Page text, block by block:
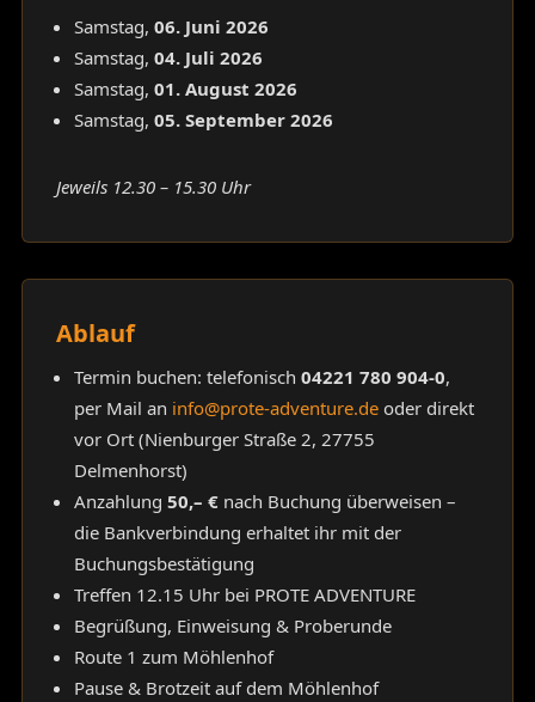
Samstag, 06. Juni 2026
Samstag, 04. Juli 2026
Samstag, 01. August 2026
Samstag, 05. September 2026
Jeweils 12.30 – 15.30 Uhr
Ablauf
Termin buchen: telefonisch 04221 780 904-0,
per Mail an info@prote-adventure.deoder direkt
vor Ort (Nienburger Straße 2, 27755
Delmenhorst)
Anzahlung 50,– €nach Buchung überweisen –
die Bankverbindung erhaltet ihr mit der
Buchungsbestätigung
Treffen 12.15 Uhr bei PROTE ADVENTURE
Begrüßung, Einweisung & Proberunde
Route 1 zum Möhlenhof
Pause & Brotzeit auf dem Möhlenhof